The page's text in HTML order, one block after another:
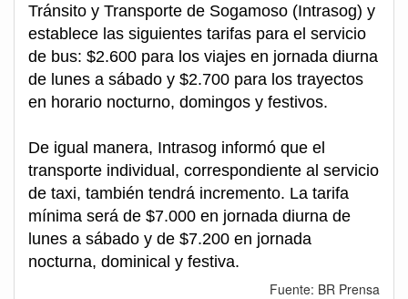
Tránsito y Transporte de Sogamoso (Intrasog) y
establece las siguientes tarifas para el servicio
de bus: $2.600 para los viajes en jornada diurna
de lunes a sábado y $2.700 para los trayectos
en horario nocturno, domingos y festivos.
De igual manera, Intrasog informó que el
transporte individual, correspondiente al servicio
de taxi, también tendrá incremento. La tarifa
mínima será de $7.000 en jornada diurna de
lunes a sábado y de $7.200 en jornada
nocturna, dominical y festiva.
Fuente: BR Prensa